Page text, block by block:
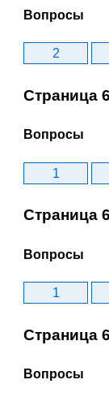
Вопросы
2
Страница
Вопросы
1
Страница
Вопросы
1
Страница
Вопросы